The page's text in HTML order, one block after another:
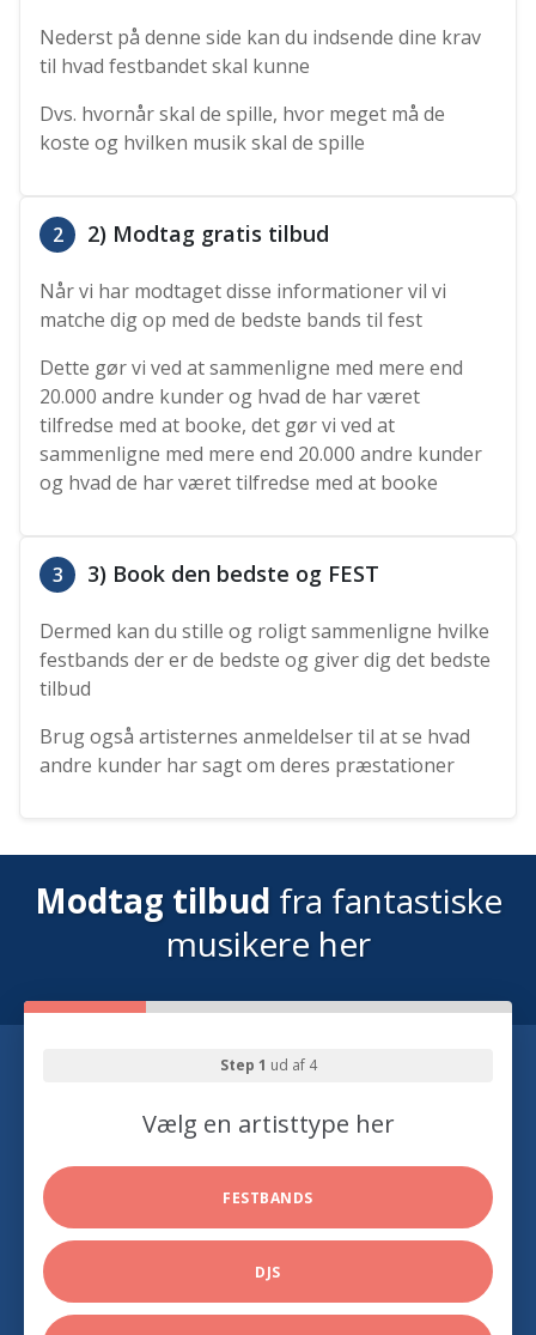
Nederst på denne side kan du indsende dine krav
til hvad festbandet skal kunne
Dvs. hvornår skal de spille, hvor meget må de
koste og hvilken musik skal de spille
2 2) Modtag gratis tilbud
Når vi har modtaget disse informationer vil vi
matche dig op med de bedste bands til fest
Dette gør vi ved at sammenligne med mere end
20.000 andre kunder og hvad de har været
tilfredse med at booke, det gør vi ved at
sammenligne med mere end 20.000 andre kunder
og hvad de har været tilfredse med at booke
3 3) Book den bedste og FEST
Dermed kan du stille og roligt sammenligne hvilke
festbands der er de bedste og giver dig det bedste
tilbud
Brug også artisternes anmeldelser til at se hvad
andre kunder har sagt om deres præstationer
Modtag tilbud fra fantastiske
musikere her
Step 1 ud af 4
Vælg en artisttype her
FESTBANDS
DJS